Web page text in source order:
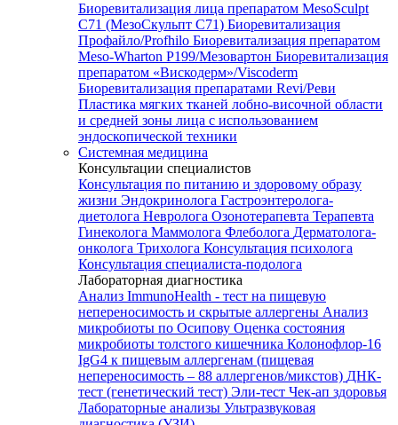
Биоревитализация лица препаратом MesoSculpt
C71 (МезоСкульпт С71) Биоревитализация
Профайло/Profhilo Биоревитализация препаратом
Meso-Wharton P199/Мезовартон Биоревитализация
препаратом «Вискодерм»/Viscoderm
Биоревитализация препаратами Revi/Реви
Пластика мягких тканей лобно-височной области
и средней зоны лица с использованием
эндоскопической техники
Системная медицина
Консультации специалистов
Консультация по питанию и здоровому образу
жизни Эндокринолога Гастроэнтеролога-
диетолога Невролога Озонотерапевта Терапевта
Гинеколога Маммолога Флеболога Дерматолога-
онколога Трихолога Консультация психолога
Консультация специалиста-подолога
Лабораторная диагностика
Анализ ImmunoHealth - тест на пищевую
непереносимость и скрытые аллергены Анализ
микробиоты по Осипову Оценка состояния
микробиоты толстого кишечника Колонофлор-16
IgG4 к пищевым аллергенам (пищевая
непереносимость – 88 аллергенов/микстов) ДНК-
тест (генетический тест) Эли-тест Чек-ап здоровья
Лабораторные анализы Ультразвуковая